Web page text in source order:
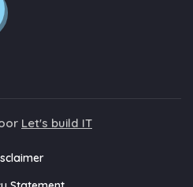
Let's build IT